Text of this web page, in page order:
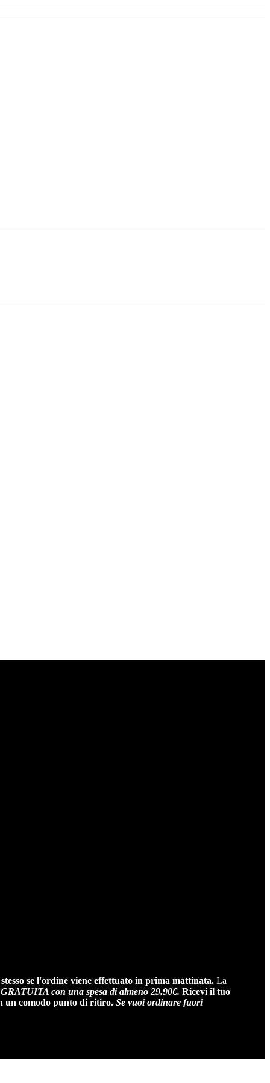
se l'ordine viene effettuato in prima mattinata. La
con una spesa di almeno 29.90€. Ricevi il tuo
un comodo punto di ritiro. Se vuoi ordinare fuori